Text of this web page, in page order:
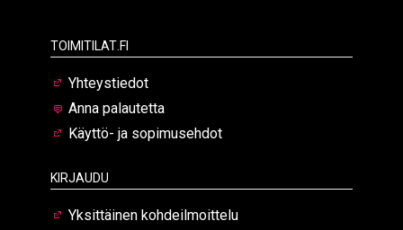
Toimitilat.fi
Yhteystiedot
Anna palautetta
Käyttö- ja sopimusehdot
Kirjaudu
Yksittäinen kohdeilmoittelu